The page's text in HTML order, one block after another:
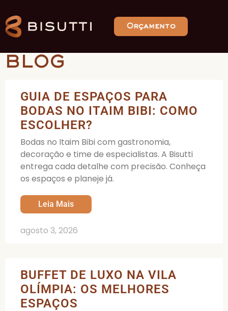
Orçamento
BLOG
GUIA DE ESPAÇOS PARA
BODAS NO ITAIM BIBI: COMO
ESCOLHER?
Bodas no Itaim Bibi com gastronomia,
decoração e time de especialistas. A Bisutti
entrega cada detalhe com precisão. Conheça
os espaços e planeje já.
Leia Mais
agosto 3, 2026
BUFFET DE LUXO NA VILA
OLÍMPIA: OS MELHORES
ESPAÇOS